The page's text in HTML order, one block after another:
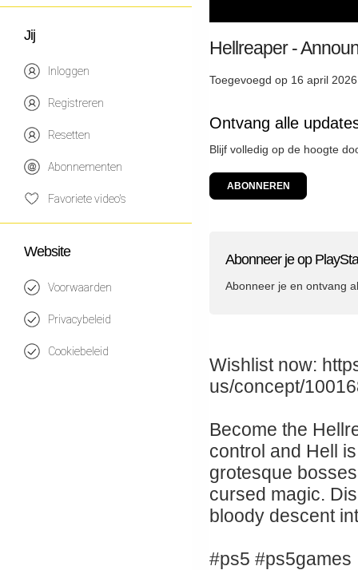
Jij
Inloggen
Registreren
Resetten
Abonnementen
Favoriete video's
Website
Voorwaarden
Privacybeleid
Cookiebeleid
Hellreaper -
Toegevoegd op 16 april
Ontvang alle
Blijf volledig op de hoogte
ABONNEREN
Abonneer je op
Abonneer je en ontvang
Wishlist now:
us/concept/
Become the
control and Hell
grotesque
cursed magic.
bloody descent
#ps5 #ps5games